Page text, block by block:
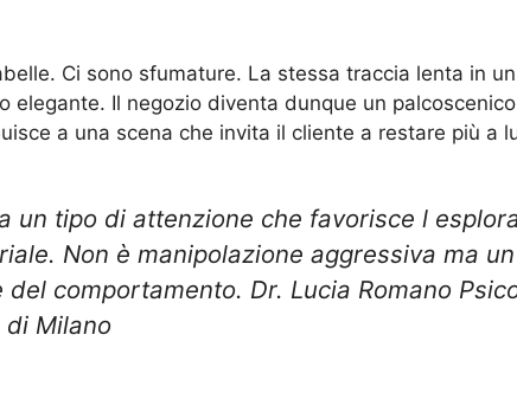
Ci sono sfumature. La stessa traccia lenta in
elegante. Il negozio diventa dunque un
a una scena che invita il cliente a restare più a
un tipo di attenzione che favorisce l
Non è manipolazione aggressiva ma un
comportamento. Dr. Lucia Romano
Milano